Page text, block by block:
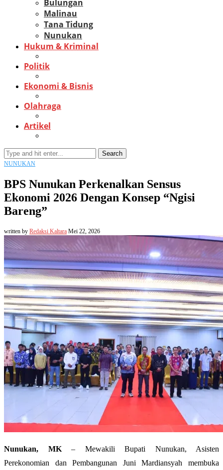
Bulungan
Malinau
Tana Tidung
Nunukan
Hukum & Kriminal
Politik
Ekonomi & Bisnis
Olahraga
Artikel
Search
NUNUKAN
BPS Nunukan Perkenalkan Sensus
Ekonomi 2026 Dengan Konsep “Ngisi
Bareng”
written by Redaksi Kaltara Mei 22, 2026
Nunukan, MK– Mewakili Bupati Nunukan, Asisten
Perekonomian dan Pembangunan Juni Mardiansyah membuka